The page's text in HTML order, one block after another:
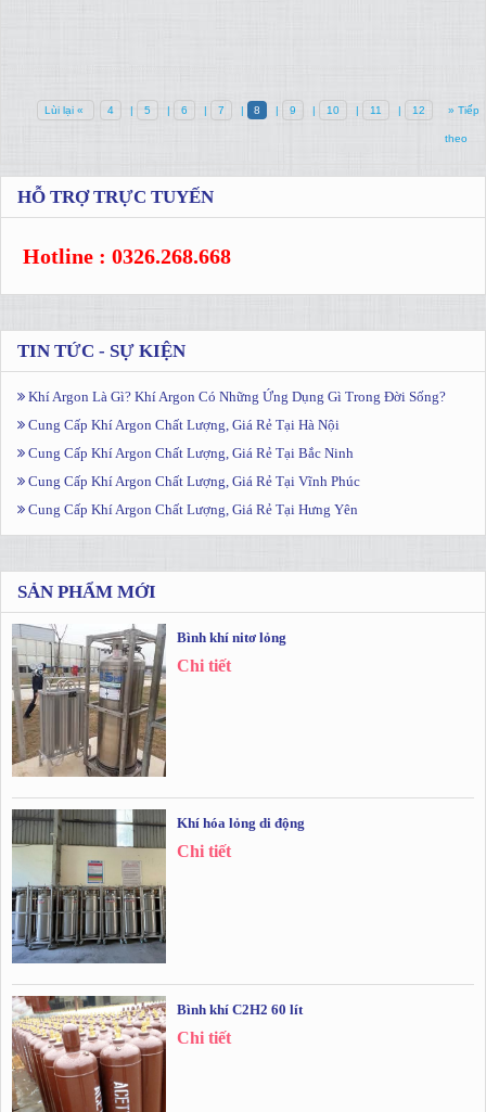
Lùi lại « 4 | 5 | 6 | 7 | 8 | 9 | 10 | 11 | 12 » Tiếp
theo
HỖ TRỢ TRỰC TUYẾN
Hotline : 0326.268.668
TIN TỨC - SỰ KIỆN
Khí Argon Là Gì? Khí Argon Có Những Ứng Dụng Gì Trong Đời Sống?
Cung Cấp Khí Argon Chất Lượng, Giá Rẻ Tại Hà Nội
Cung Cấp Khí Argon Chất Lượng, Giá Rẻ Tại Bắc Ninh
Cung Cấp Khí Argon Chất Lượng, Giá Rẻ Tại Vĩnh Phúc
Cung Cấp Khí Argon Chất Lượng, Giá Rẻ Tại Hưng Yên
SẢN PHẨM MỚI
Bình khí nitơ lỏng
Chi tiết
Khí hóa lỏng di động
Chi tiết
Bình khí C2H2 60 lít
Chi tiết